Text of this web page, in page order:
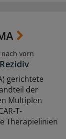
vorn
gerichtete
der
Multiplen
T-
Therapielinien